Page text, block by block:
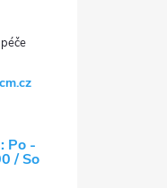
Po -
/ So